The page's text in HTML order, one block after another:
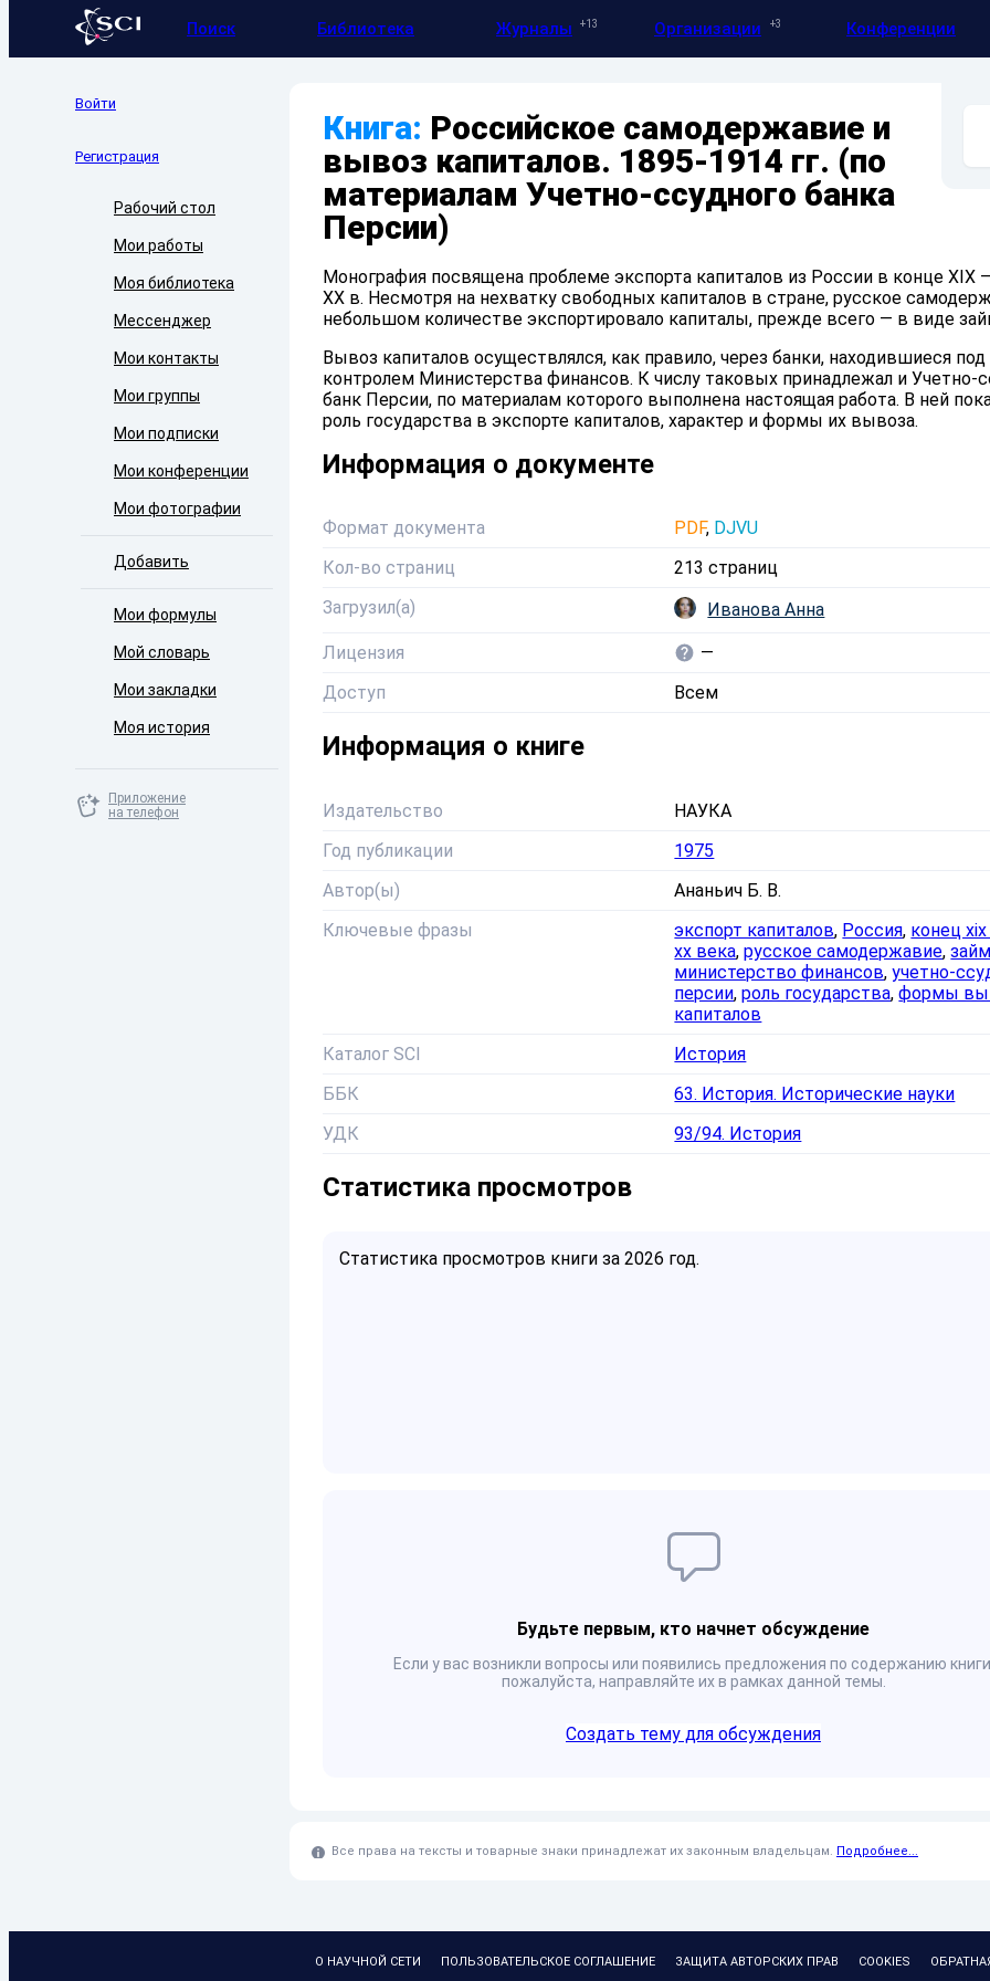
Поиск Библиотека Журналы 13 Организации 3 Конференции
Войти
Регистрация
Рабочий стол
Мои работы
Моя библиотека
Мессенджер
Мои контакты
Мои группы
Мои подписки
Мои конференции
Мои фотографии
Добавить
Мои формулы
Мой словарь
Мои закладки
Моя история
Приложение
на телефон
Книга: Российское самодержавие и
вывоз капиталов. 1895-1914 гг. (по
материалам Учетно-ссудного банка
Персии)
Монография посвящена проблеме экспорта капиталов из России в конце XIX
XX в. Несмотря на нехватку свободных капиталов в стране, русское
небольшом количестве экспортировало капиталы, прежде всего — в виде
Вывоз капиталов осуществлялся, как правило, через банки, находившиеся под
контролем Министерства финансов. К числу таковых принадлежал и Учетно-
банк Персии, по материалам которого выполнена настоящая работа. В ней
роль государства в экспорте капиталов, характер и формы их вывоза.
Информация о документе
Формат документа PDF, DJVU
Кол-во страниц
213 страниц
Загрузил(а)
Иванова Анна
Лицензия
—
Доступ
Всем
Информация о книге
Издательство
НАУКА
Год публикации
1975
Автор(ы)
Ананьич Б. В.
Ключевые фразы
экспорт капиталов, Россия, конец
xx века,русское самодержавие,
министерство финансов,учетно-
персии,роль государства,формы
капиталов
Каталог SCI
История
ББК
63. История. Исторические науки
УДК
93/94. История
Статистика просмотров
Статистика просмотров книги за 2026 год.
Будьте первым, кто начнет обсуждение
Если у вас возникли вопросы или появились предложения по содержанию
пожалуйста, направляйте их в рамках данной темы.
Создать тему для обсуждения
Все права на тексты и товарные знаки принадлежат их законным владельцам. Подробнее...
О НАУЧНОЙ СЕТИ ПОЛЬЗОВАТЕЛЬСКОЕ СОГЛАШЕНИЕ ЗАЩИТА АВТОРСКИХ ПРАВ COOKIES